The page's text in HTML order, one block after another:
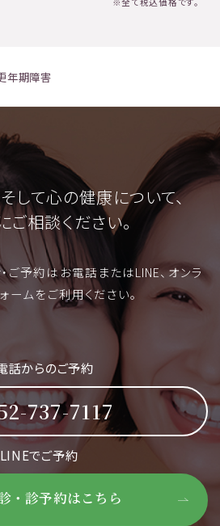
年期障害
して心の健康について、
ご相談ください。
ご予約はお電話またはLINE、オンラ
ームをご利用ください。
話からのご予約
737-7117
LINEでご予約
・診予約はこちら